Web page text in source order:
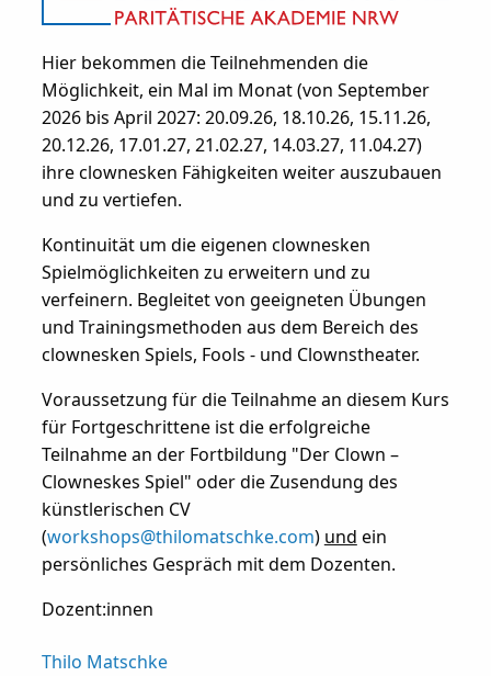
Hier bekommen die Teilnehmenden die
Möglichkeit, ein Mal im Monat (von September
2026 bis April 2027: 20.09.26, 18.10.26, 15.11.26,
20.12.26, 17.01.27, 21.02.27, 14.03.27, 11.04.27)
ihre clownesken Fähigkeiten weiter auszubauen
und zu vertiefen.
Kontinuität um die eigenen clownesken
Spielmöglichkeiten zu erweitern und zu
verfeinern. Begleitet von geeigneten Übungen
und Trainingsmethoden aus dem Bereich des
clownesken Spiels, Fools - und Clownstheater.
Voraussetzung für die Teilnahme an diesem Kurs
für Fortgeschrittene ist die erfolgreiche
Teilnahme an der Fortbildung "Der Clown –
Clowneskes Spiel" oder die Zusendung des
künstlerischen CV
(workshops@thilomatschke.com) und ein
persönliches Gespräch mit dem Dozenten.
Dozent:innen
Thilo Matschke